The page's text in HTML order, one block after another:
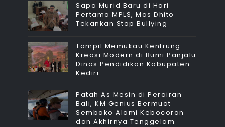
Sapa Murid Baru di Hari
Pertama MPLS, Mas Dhito
Tekankan Stop Bullying
Tampil Memukau Kentrung
Kreasi Modern di Bumi Panjalu
Dinas Pendidikan Kabupaten
Kediri
Patah As Mesin di Perairan
Bali, KM Genius Bermuat
Sembako Alami Kebocoran
dan Akhirnya Tenggelam